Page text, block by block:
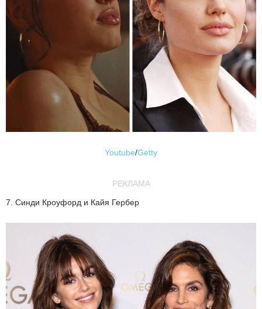
Youtube/Getty
РЕКЛАМА
7. Синди Кроуфорд и Кайя Гербер